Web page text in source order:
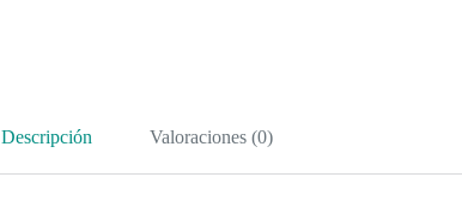
Descripción Valoraciones (0)